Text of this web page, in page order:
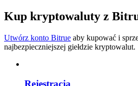
Analiza Big Data, w tym
Kup kryptowaluty z
Utwórz konto Bitrue aby kupować i
najbezpieczniejszej giełdzie kryptowalut.
Rejestracja